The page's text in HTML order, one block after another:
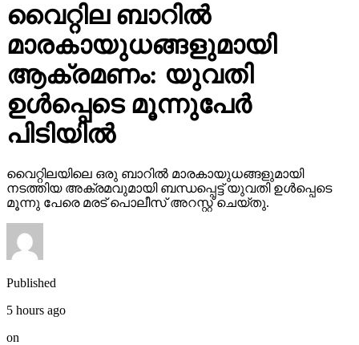
വൈറ്റില ബാറില്‍
മാരകായുധങ്ങളുമായി
ആക്രമണം: യുവതി
ഉള്‍പ്പെടെ മൂന്നുപേര്‍
പിടിയില്‍
വൈറ്റിലയിലെ ഒരു ബാറില്‍ മാരകായുധങ്ങളുമായി
നടത്തിയ അക്രമവുമായി ബന്ധപ്പെട്ട് യുവതി ഉള്‍പ്പെടെ
മൂന്നു പേരെ മരട് പൊലീസ് അറസ്റ്റ് ചെയ്തു.
Published
5 hours ago
on